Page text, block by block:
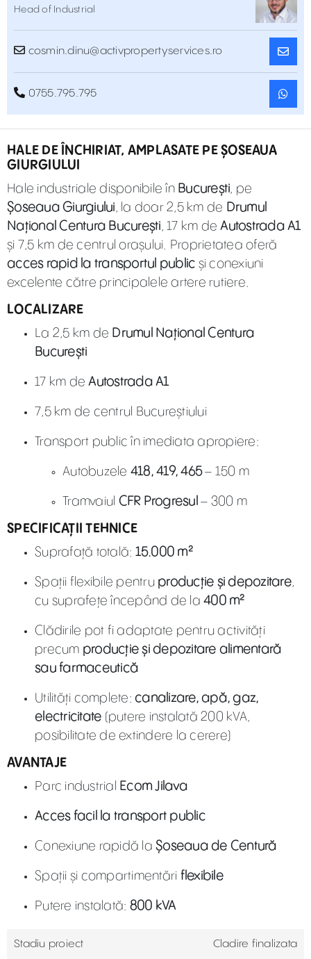
Head of Industrial
cosmin.dinu@activpropertyservices.ro
0755.795.795
HALE DE ÎNCHIRIAT, AMPLASATE PE ȘOSEAUA
GIURGIULUI
Hale industriale disponibile în București, pe
Șoseaua Giurgiului, la doar 2,5 km de Drumul
Național Centura București, 17 km deAutostrada A1
și 7,5 km de centrul orașului. Proprietatea oferă
acces rapid la transportul public și conexiuni
excelente către principalele artere rutiere.
LOCALIZARE
La 2,5 km de Drumul Național Centura
București
17 km deAutostrada A1
7,5 km de centrul Bucureștiului
Transport public în imediata apropiere:
Autobuzele 418, 419, 465– 150 m
Tramvaiul CFR Progresul– 300 m
SPECIFICAȚII TEHNICE
Suprafață totală: 15.000 m²
Spații flexibile pentru producție și depozitare,
cu suprafețe începând de la 400 m²
Clădirile pot fi adaptate pentru activități
precum producție și depozitare alimentară
sau farmaceutică
Utilități complete: canalizare, apă, gaz,
electricitate (putere instalată 200 kVA,
posibilitate de extindere la cerere)
AVANTAJE
Parc industrial Ecom Jilava
Acces facil la transport public
Conexiune rapidă la Șoseaua de Centură
Spații și compartimentări flexibile
Putere instalată: 800 kVA
Stadiu proiect Cladire finalizata